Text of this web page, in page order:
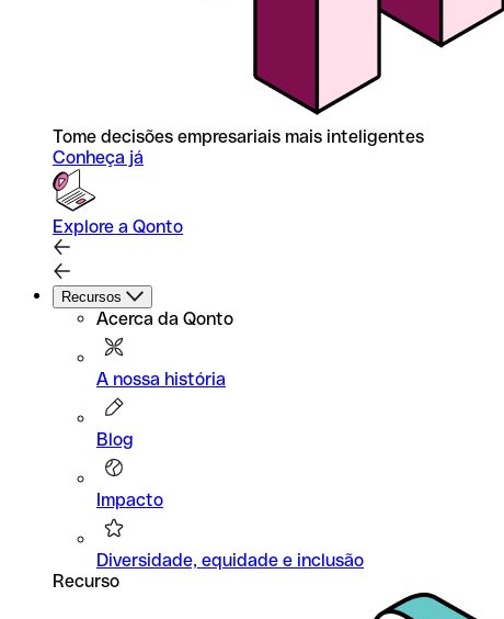
Tome decisões empresariais mais inteligentes
Conheça já
Explore a Qonto
Recursos
Acerca da Qonto
A nossa história
Blog
Impacto
Diversidade, equidade e inclusão
Recurso